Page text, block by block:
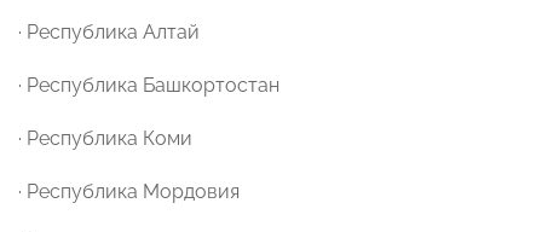
· Республика Алтай
· Республика Башкортостан
· Республика Коми
· Республика Мордовия